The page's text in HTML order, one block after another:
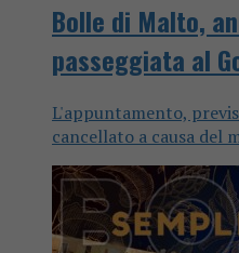
Bolle di Malto,
passeggiata al
L'appuntamento,
cancellato a causa del